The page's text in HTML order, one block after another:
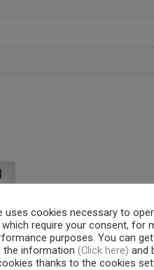
uses cookies necessary to
require your consent, for
purposes. You can
the information (Click here) and
thanks to the cookies